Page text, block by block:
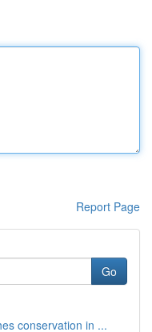
Report Page
Go
conservation in ...